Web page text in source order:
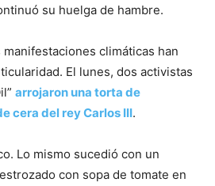
su huelga de hambre.
climáticas han
El lunes, dos activistas
arrojaron una torta de
cera del rey Carlos III.
Lo mismo sucedió con un
con sopa de tomate en